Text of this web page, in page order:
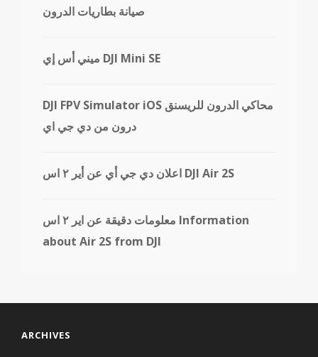
صيانة بطاريات الدرون
ميني أس إي DJI Mini SE
DJI FPV Simulator iOS محاكي الدرون للريسنق
درون من دي جي اي
اعلان دي جي أي عن أير ٢ اس DJI Air 2S
معلومات دقيقة عن اير ٢ اس Information
about Air 2S from DJI
ARCHIVES